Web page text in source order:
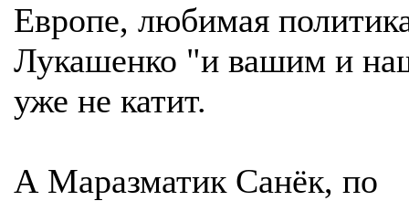
Европе, любимая
Лукашенко "и вашим и
уже не катит.
А Маразматик Санёк, по